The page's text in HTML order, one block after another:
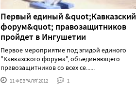
Первый единый &quot;Кавказский
форум&quot; правозащитников
пройдет в Ингушетии
Первое мероприятие под эгидой единого
"Кавказского форума", объединяющего
правозащитников со всех се......
11 ФЕВРАЛЯ'2012 1